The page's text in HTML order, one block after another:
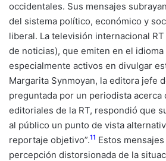
occidentales. Sus mensajes
del sistema político, económico y
liberal. La televisión internacional RT
de noticias), que emiten en el
especialmente activos en divulgar
Margarita Synmoyan, la editora jefe
preguntada por un periodista acerca
editoriales de la RT, respondió que
al público un punto de vista
reportaje objetivo”.11 Estos
percepción distorsionada de la